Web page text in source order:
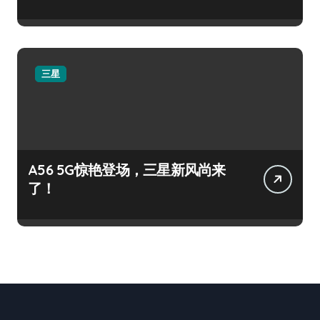
三星
A56 5G惊艳登场，三星新风尚来
了！